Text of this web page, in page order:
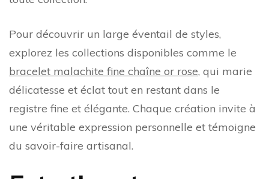
Pour découvrir un large éventail de styles,
explorez les collections disponibles comme le
bracelet malachite fine chaîne or rose, qui marie
délicatesse et éclat tout en restant dans le
registre fine et élégante. Chaque création invite à
une véritable expression personnelle et témoigne
du savoir-faire artisanal.